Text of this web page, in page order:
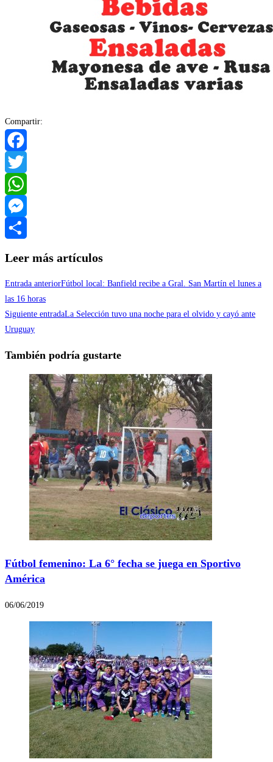
Compartir:
Facebook
Twitter
WhatsApp
Messenger
Leer más artículos
Entrada anteriorFútbol local: Banfield recibe a Gral. San Martín el lunes a
las 16 horas
Siguiente entradaLa Selección tuvo una noche para el olvido y cayó ante
Uruguay
También podría gustarte
Fútbol femenino: La 6° fecha se juega en Sportivo
América
06/06/2019